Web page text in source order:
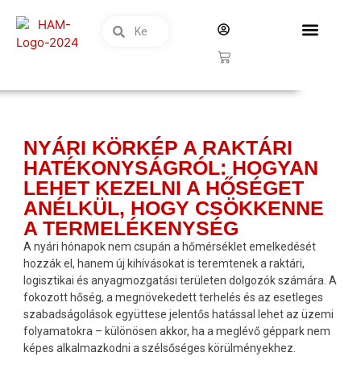
NYÁRI KÖRKÉP A RAKTÁRI
HATÉKONYSÁGRÓL: HOGYAN
LEHET KEZELNI A HŐSÉGET
ANÉLKÜL, HOGY CSÖKKENNE
A TERMELÉKENYSÉG
A nyári hónapok nem csupán a hőmérséklet emelkedését
hozzák el, hanem új kihívásokat is teremtenek a raktári,
logisztikai és anyagmozgatási területen dolgozók számára. A
fokozott hőség, a megnövekedett terhelés és az esetleges
szabadságolások együttese jelentős hatással lehet az üzemi
folyamatokra – különösen akkor, ha a meglévő géppark nem
képes alkalmazkodni a szélsőséges körülményekhez.